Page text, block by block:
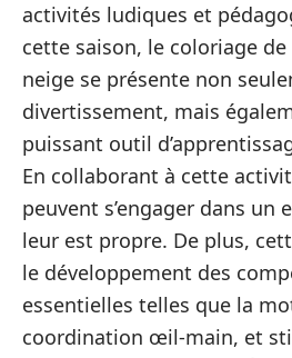
activités ludiques et
cette saison, le coloriage
neige se présente non
divertissement, mais
puissant outil
En collaborant à cette
peuvent s’engager dans un
leur est propre. De plus,
le développement des
essentielles telles que la
coordination œil-main, et